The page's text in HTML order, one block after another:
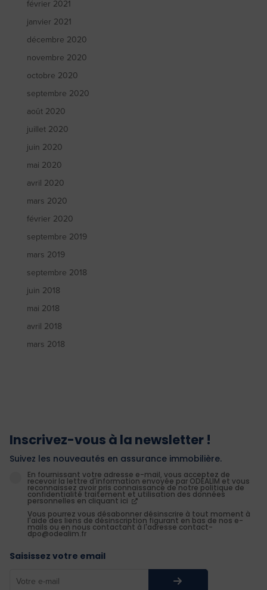
février 2021
janvier 2021
décembre 2020
novembre 2020
octobre 2020
septembre 2020
août 2020
juillet 2020
juin 2020
mai 2020
avril 2020
mars 2020
février 2020
septembre 2019
mars 2019
septembre 2018
juin 2018
mai 2018
avril 2018
mars 2018
Inscrivez-vous à la newsletter !
Suivez les nouveautés en assurance immobilière.
En fournissant votre adresse e-mail, vous acceptez de
recevoir la lettre d'information envoyée par ODEALIM et vous
reconnaissez avoir pris connaissance de notre politique de
confidentialité traitement et utilisation des données
personnelles en cliquant ici
Vous pourrez vous désabonner désinscrire à tout moment à
l'aide des liens de désinscription figurant en bas de nos e-
mails ou en nous contactant à l'adresse contact-
dpo@odealim.fr
Saisissez votre email